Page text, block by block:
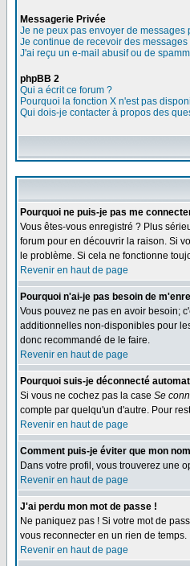
Messagerie Privée
Je ne peux pas envoyer de messages
Je continue de recevoir des
J'ai reçu un e-mail abusif ou de
phpBB 2
Qui a écrit ce forum ?
Pourquoi la fonction X n'est pas
Qui dois-je contacter à propos des
Pourquoi ne puis-je pas me
Vous êtes-vous enregistré ? Plus
forum pour en découvrir la raison. Si
le problème. Si cela ne fonctionne
Revenir en haut de page
Pourquoi n'ai-je pas besoin de
Vous pouvez ne pas en avoir besoin;
additionnelles non-disponibles pour
donc recommandé de le faire.
Revenir en haut de page
Pourquoi suis-je déconnecté
Si vous ne cochez pas la case Se
compte par quelqu'un d'autre. Pour
Revenir en haut de page
Comment puis-je éviter que mon
Dans votre profil, vous trouverez une
Revenir en haut de page
J'ai perdu mon mot de passe !
Ne paniquez pas ! Si votre mot de
vous reconnecter en un rien de temps.
Revenir en haut de page